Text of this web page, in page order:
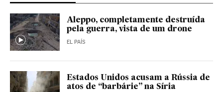
Aleppo, completamente destruída
pela guerra, vista de um drone
EL PAÍS
Estados Unidos acusam a Rússia de
atos de “barbárie” na Síria